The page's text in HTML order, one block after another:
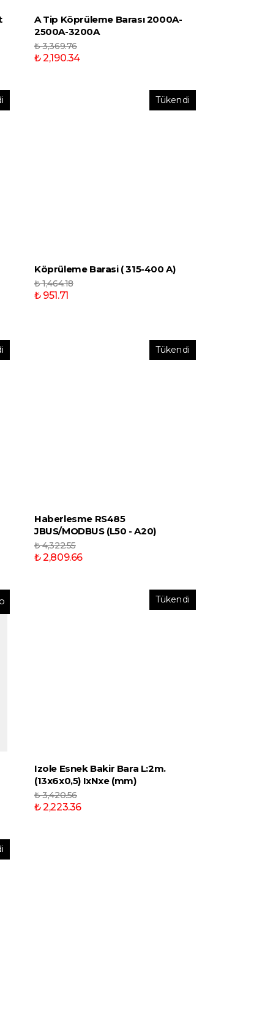
A Tip Köprüleme Barası 2000A-
2500A-3200A
₺ 3,369.76
₺ 2,190.34
Tükendi
Köprüleme Barasi ( 315-400 A)
₺ 1,464.18
₺ 951.71
Tükendi
Haberlesme RS485
JBUS/MODBUS (L50 - A20)
₺ 4,322.55
₺ 2,809.66
Tükendi
Izole Esnek Bakir Bara L:2m.
(13x6x0,5) IxNxe (mm)
₺ 3,420.56
₺ 2,223.36